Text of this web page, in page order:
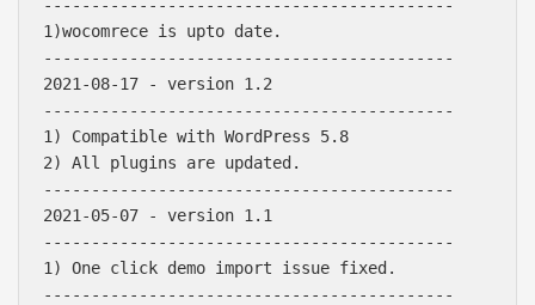
-------------------------------------------
1)wocomrece is upto date.
-------------------------------------------
2021-08-17 - version 1.2
-------------------------------------------
1) Compatible with WordPress 5.8
2) All plugins are updated.
-------------------------------------------
2021-05-07 - version 1.1
-------------------------------------------
1) One click demo import issue fixed.
-------------------------------------------
Báo giá & Đặt hàng:
0903.976.769